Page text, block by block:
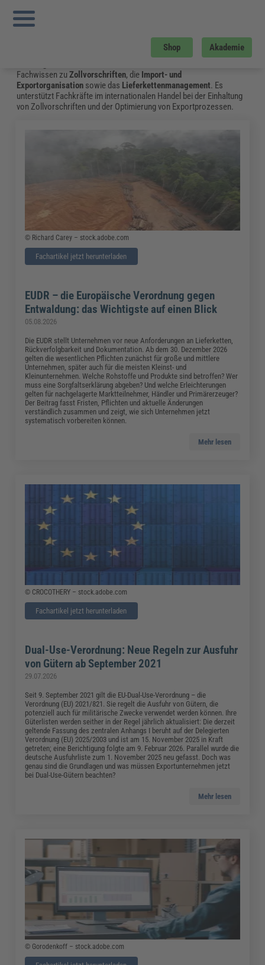
Shop Akademie
Sie sind hier:
Definition, Ablauf Und zolllagertypen
Zoll- und Exportkontrolle
Fachwissen zuZollvorschriften, die Import- und
Exportorganisation sowie das Lieferkettenmanagement. Es
unterstützt Fachkräfte im internationalen Handel bei der Einhaltung
von Zollvorschriften und der Optimierung von Exportprozessen.
© Richard Carey – stock.adobe.com
Fachartikel jetzt herunterladen
EUDR – die Europäische Verordnung gegen
Entwaldung: das Wichtigste auf einen Blick
05.08.2026
Die EUDR stellt Unternehmen vor neue Anforderungen an Lieferketten,
Rückverfolgbarkeit und Dokumentation. Ab dem 30. Dezember 2026
gelten die wesentlichen Pflichten zunächst für große und mittlere
Unternehmen, später auch für die meisten Kleinst- und
Kleinunternehmen. Welche Rohstoffe und Produkte sind betroffen? Wer
muss eine Sorgfaltserklärung abgeben? Und welche Erleichterungen
gelten für nachgelagerte Marktteilnehmer, Händler und Primärerzeuger?
Der Beitrag fasst Fristen, Pflichten und aktuelle Änderungen
verständlich zusammen und zeigt, wie sich Unternehmen jetzt
systematisch vorbereiten können.
Mehr lesen
© CROCOTHERY – stock.adobe.com
Fachartikel jetzt herunterladen
Dual-Use-Verordnung: Neue Regeln zur Ausfuhr
von Gütern ab September 2021
29.07.2026
Seit 9. September 2021 gilt die EU-Dual-Use-Verordnung – die
Verordnung (EU) 2021/821. Sie regelt die Ausfuhr von Gütern, die
potenziell auch für militärische Zwecke verwendet werden können. Ihre
Güterlisten werden seither in der Regel jährlich aktualisiert: Die derzeit
geltende Fassung des zentralen Anhangs I beruht auf der Delegierten
Verordnung (EU) 2025/2003 und ist am 15. November 2025 in Kraft
getreten; eine Berichtigung folgte am 9. Februar 2026. Parallel wurde die
deutsche Ausfuhrliste zum 1. November 2025 neu gefasst. Doch was
genau sind die Grundlagen und was müssen Exportunternehmen jetzt
bei Dual-Use-Gütern beachten?
Mehr lesen
© Gorodenkoff – stock.adobe.com